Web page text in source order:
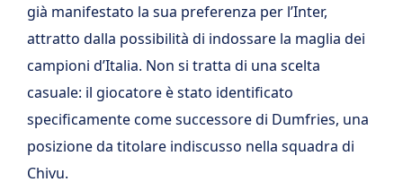
già manifestato la sua preferenza per l’Inter,
attratto dalla possibilità di indossare la maglia dei
campioni d’Italia. Non si tratta di una scelta
casuale: il giocatore è stato identificato
specificamente come successore di Dumfries, una
posizione da titolare indiscusso nella squadra di
Chivu.